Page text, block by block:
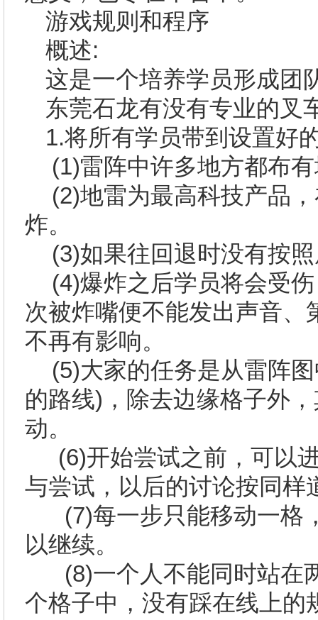
游戏规则和程序
概述:
这是一个培养学员形成团
东莞石龙有没有专业的叉
1.将所有学员带到设置好
(1)雷阵中许多地方都布
(2)地雷为最高科技产品
炸。
(3)如果往回退时没有按
(4)爆炸之后学员将会受
次被炸嘴便不能发出声音
不再有影响。
(5)大家的任务是从雷阵
的路线) ，除去边缘格子外
动。
(6)开始尝试之前，可以
与尝试，以后的讨论按同样
(7)每一步只能移动一格
以继续。
(8)一个人不能同时站在
个格子中，没有踩在线上的